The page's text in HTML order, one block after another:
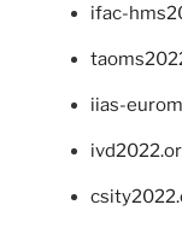
ifac-
iias-